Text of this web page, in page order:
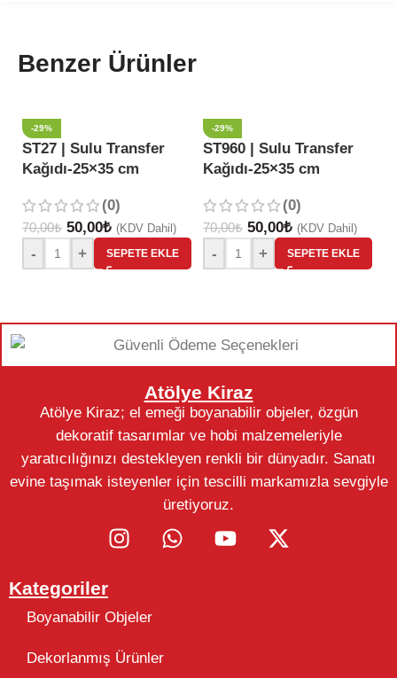
Benzer Ürünler
-29%
ST27 | Sulu Transfer
Kağıdı-25×35 cm
(0)
70,00₺ 50,00₺ (KDV Dahil)
- + SEPETE EKLE
-29%
ST960 | Sulu Transfer
Kağıdı-25×35 cm
(0)
70,00₺ 50,00₺ (KDV Dahil)
- + SEPETE EKLE
Atölye Kiraz
Atölye Kiraz; el emeği boyanabilir objeler, özgün
dekoratif tasarımlar ve hobi malzemeleriyle
yaratıcılığınızı destekleyen renkli bir dünyadır. Sanatı
evine taşımak isteyenler için tescilli markamızla sevgiyle
üretiyoruz.
Kategoriler
Boyanabilir Objeler
Dekorlanmış Ürünler